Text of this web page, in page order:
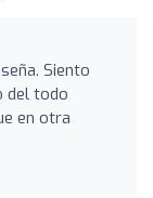
Siento
del todo
en otra